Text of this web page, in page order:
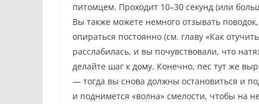
питомцем. Проходит 10–30 секунд (или
Вы также можете немного отзывать
опираться постоянно (см. главу «Как
расслабилась, и вы почувствовали, что
делайте шаг к дому. Конечно, пес тут же
— тогда вы снова должны остановиться и
и поднимется «волна» смелости, чтобы на